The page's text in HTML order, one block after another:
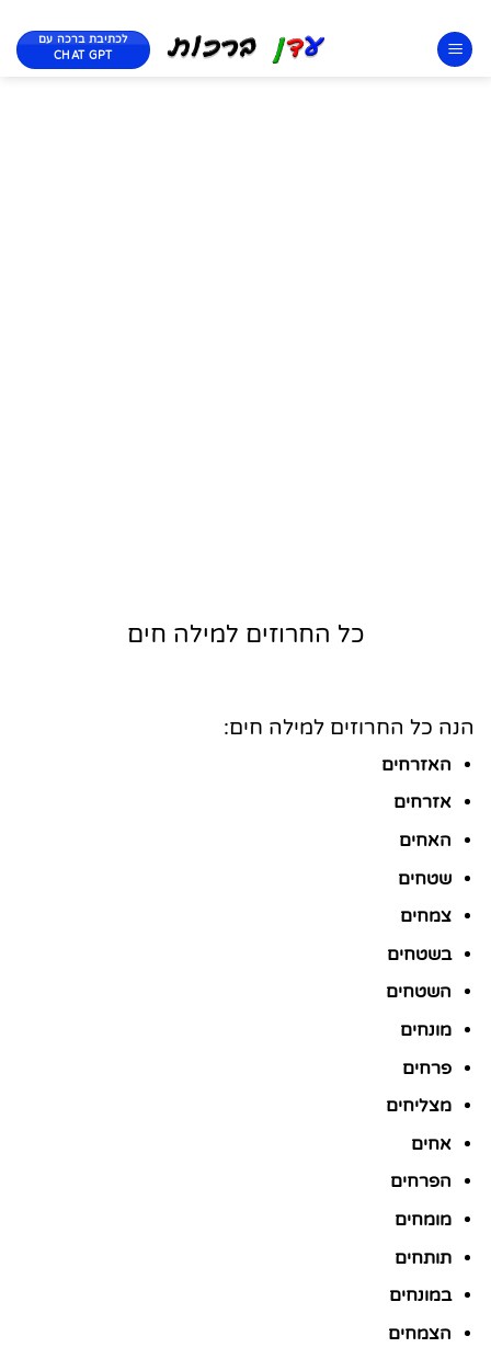
לכתיבת ברכה עם
CHAT GPT
כל החרוזים למילה חים
הנה כל החרוזים למילה חים:
האזרחים
אזרחים
האחים
שטחים
צמחים
בשטחים
השטחים
מונחים
פרחים
מצליחים
אחים
הפרחים
מומחים
תותחים
במונחים
הצמחים